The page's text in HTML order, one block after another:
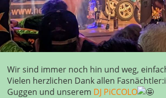
Wir sind immer noch hin und weg,
Vielen herzlichen Dank allen
Guggen und unserem DJ PiCCOLO